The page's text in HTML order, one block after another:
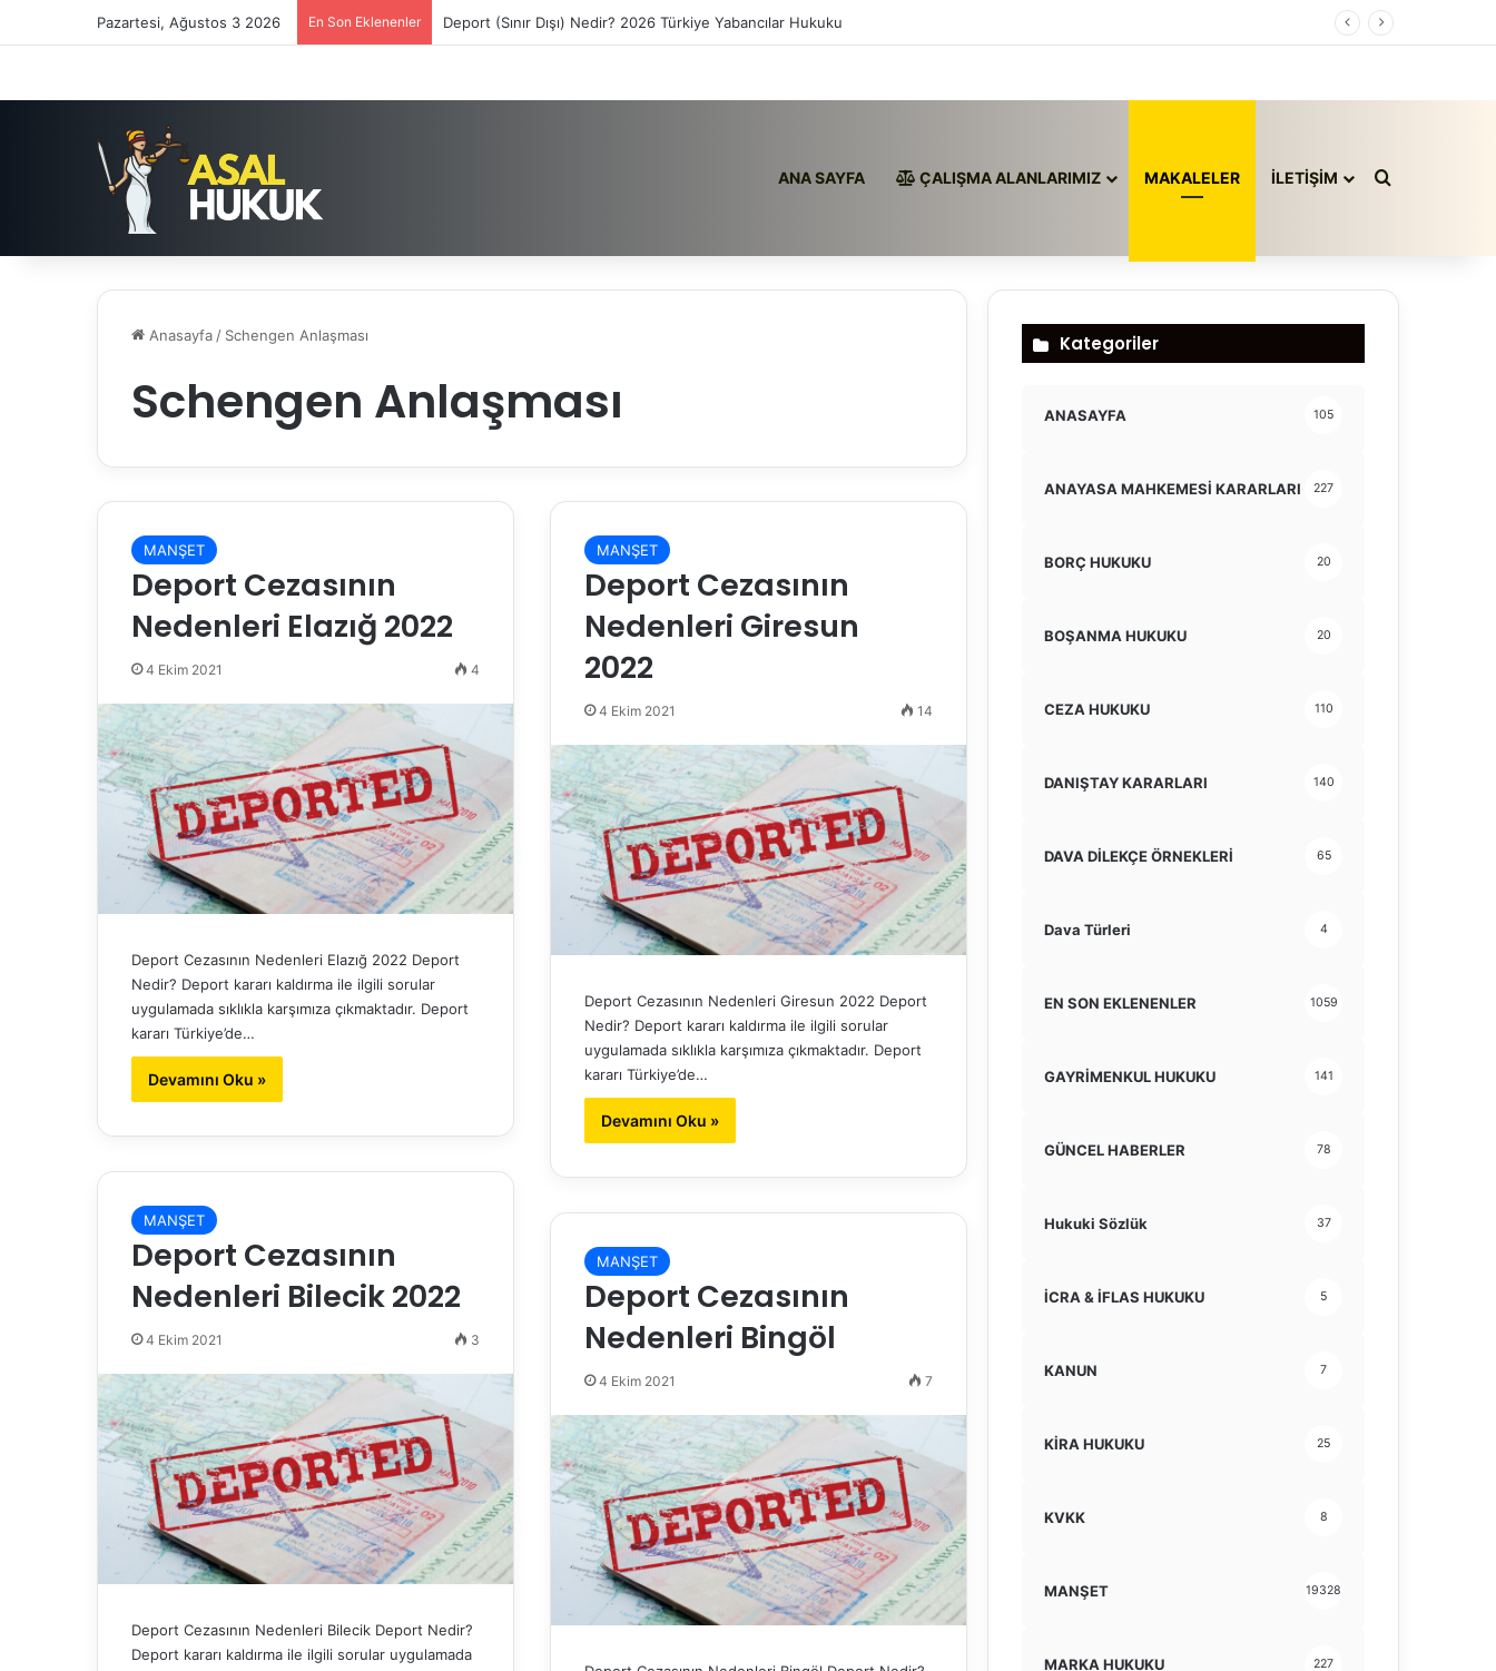
Pazartesi, Ağustos 3 2026 En Son Eklenenler Deport (Sınır Dışı) Nedir? 2026 Türkiye Yabancılar Hukuku
ANA SAYFA ÇALIŞMA ALANLARIMIZ MAKALELER İLETİŞİM Arama yap
Anasayfa / Schengen Anlaşması
Schengen Anlaşması
MANŞET
Deport Cezasının
Nedenleri Elazığ 2022
4 Ekim 2021 4
Deport Cezasının Nedenleri Elazığ 2022 Deport
Nedir? Deport kararı kaldırma ile ilgili sorular
uygulamada sıklıkla karşımıza çıkmaktadır. Deport
kararı Türkiye’de…
Devamını Oku »
MANŞET
Deport Cezasının
Nedenleri Giresun
2022
4 Ekim 2021 14
Deport Cezasının Nedenleri Giresun 2022 Deport
Nedir? Deport kararı kaldırma ile ilgili sorular
uygulamada sıklıkla karşımıza çıkmaktadır. Deport
kararı Türkiye’de…
Devamını Oku »
MANŞET
Deport Cezasının
Nedenleri Bilecik 2022
4 Ekim 2021 3
Deport Cezasının Nedenleri Bilecik Deport Nedir?
Deport kararı kaldırma ile ilgili sorular uygulamada
MANŞET
Deport Cezasının
Nedenleri Bingöl
4 Ekim 2021 7
Kategoriler
ANASAYFA 105
ANAYASA MAHKEMESİ KARARLARI 227
BORÇ HUKUKU 20
BOŞANMA HUKUKU 20
CEZA HUKUKU 110
DANIŞTAY KARARLARI 140
DAVA DİLEKÇE ÖRNEKLERİ 65
Dava Türleri 4
EN SON EKLENENLER 1059
GAYRİMENKUL HUKUKU 141
GÜNCEL HABERLER 78
Hukuki Sözlük 37
İCRA & İFLAS HUKUKU 5
KANUN 7
KİRA HUKUKU 25
KVKK 8
MANŞET 19328
MARKA HUKUKU 227